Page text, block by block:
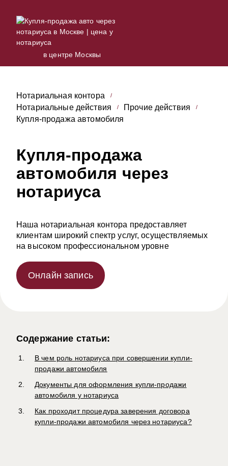
в центре Москвы
Нотариальная контора
Нотариальные действия
Прочие действия
Купля-продажа автомобиля
Купля-продажа
автомобиля через
нотариуса
Наша нотариальная контора предоставляет
клиентам широкий спектр услуг, осуществляемых
на высоком профессиональном уровне
Онлайн запись
Содержание статьи:
В чем роль нотариуса при совершении купли-
продажи автомобиля
Документы для оформления купли-продажи
автомобиля у нотариуса
Как проходит процедура заверения договора
купли-продажи автомобиля через нотариуса?